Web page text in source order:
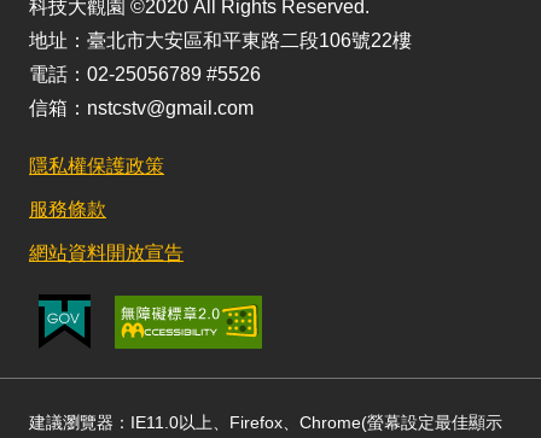
科技大觀園 ©2020 All Rights Reserved.
地址：臺北市大安區和平東路二段106號22樓
電話：02-25056789 #5526
信箱：nstcstv@gmail.com
隱私權保護政策
服務條款
網站資料開放宣告
建議瀏覽器：IE11.0以上、Firefox、Chrome(螢幕設定最佳顯示